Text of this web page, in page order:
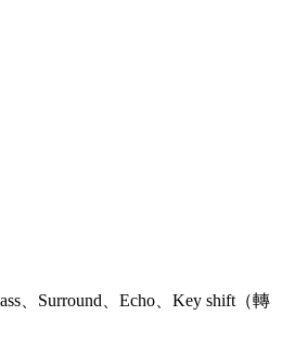
、Surround、Echo、Key shift（轉